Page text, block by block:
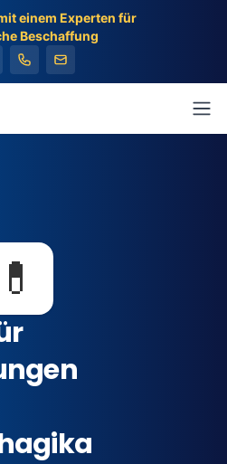
einem Experten für
Beschaffung
💊